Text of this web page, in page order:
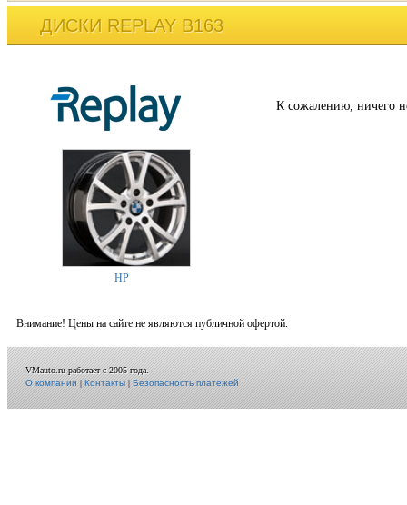
ДИСКИ REPLAY B163
HP
К сожалению, ничего
Внимание! Цены на сайте не являются публичной офертой.
VMauto.ru работает с 2005 года.
О компании|Контакты|Безопасность платежей